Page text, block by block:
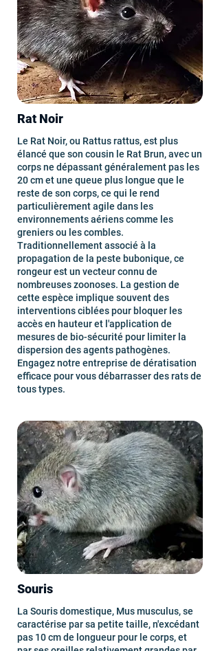
Rat Noir
Le Rat Noir, ou Rattus rattus, est plus
élancé que son cousin le Rat Brun, avec un
corps ne dépassant généralement pas les
20 cm et une queue plus longue que le
reste de son corps, ce qui le rend
particulièrement agile dans les
environnements aériens comme les
greniers ou les combles.
Traditionnellement associé à la
propagation de la peste bubonique, ce
rongeur est un vecteur connu de
nombreuses zoonoses. La gestion de
cette espèce implique souvent des
interventions ciblées pour bloquer les
accès en hauteur et l'application de
mesures de bio-sécurité pour limiter la
dispersion des agents pathogènes.
Engagez notre entreprise de dératisation
efficace pour vous débarrasser des rats de
tous types.
Souris
La Souris domestique, Mus musculus, se
caractérise par sa petite taille, n'excédant
pas 10 cm de longueur pour le corps, et